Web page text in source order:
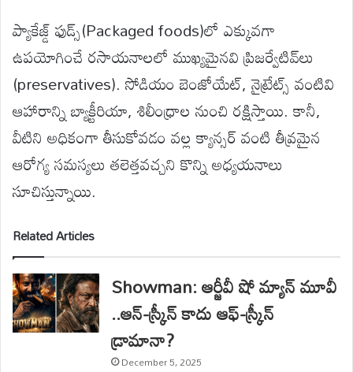
ప్యాకేజ్డ్ ఫుడ్స్‌(Packaged foods)లో ఎక్కువగా
ఉపయోగించే రసాయనాలలో ముఖ్యమైనవి ప్రిజర్వేటివ్‌లు
(preservatives). సోడియం బెంజోయేట్, నైట్రేట్స్ వంటివి
ఆహారాన్ని బ్యాక్టీరియా, శిలీంధ్రాల నుంచి రక్షిస్తాయి. కానీ,
వీటిని అధికంగా తీసుకోవడం వల్ల క్యాన్సర్ వంటి తీవ్రమైన
ఆరోగ్య సమస్యలు తలెత్తవచ్చని కొన్ని అధ్యయనాలు
సూచిస్తున్నాయి.
Related Articles
Showman: ఆర్జీవీ షో మ్యాన్ మూవీ
..ఆన్-స్క్రీన్ కాదు ఆఫ్-స్క్రీన్
డ్రామానా?
December 5, 2025